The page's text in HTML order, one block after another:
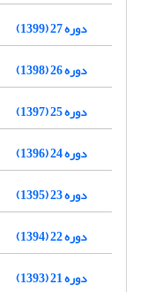
دوره 27 (1399)
دوره 26 (1398)
دوره 25 (1397)
دوره 24 (1396)
دوره 23 (1395)
دوره 22 (1394)
دوره 21 (1393)